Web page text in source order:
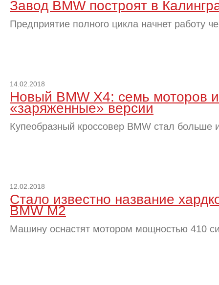
Завод BMW построят в
Предприятие полного цикла начнет работу
14.02.2018
Новый BMW X4: семь моторов
«заряженные» версии
Купеобразный кроссовер BMW стал больше
12.02.2018
Стало известно название
BMW M2
Машину оснастят мотором мощностью 410